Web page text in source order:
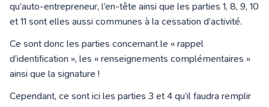
qu’auto-entrepreneur, l’en-tête ainsi que les parties 1, 8, 9, 10
et 11 sont elles aussi communes à la cessation d’activité.
Ce sont donc les parties concernant le « rappel
d’identification », les « renseignements complémentaires »
ainsi que la signature !
Cependant, ce sont ici les parties 3 et 4 qu’il faudra remplir